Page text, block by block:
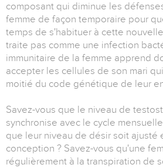
composant qui diminue les
femme de façon temporaire pour
temps de s'habituer à cette
traite pas comme une infection
immunitaire de la femme apprend
accepter les cellules de son mari
moitié du code génétique de leur
Savez-vous que le niveau de
synchronise avec le cycle
que leur niveau de désir soit ajusté
conception ? Savez-vous qu'une
régulièrement à la transpiration de